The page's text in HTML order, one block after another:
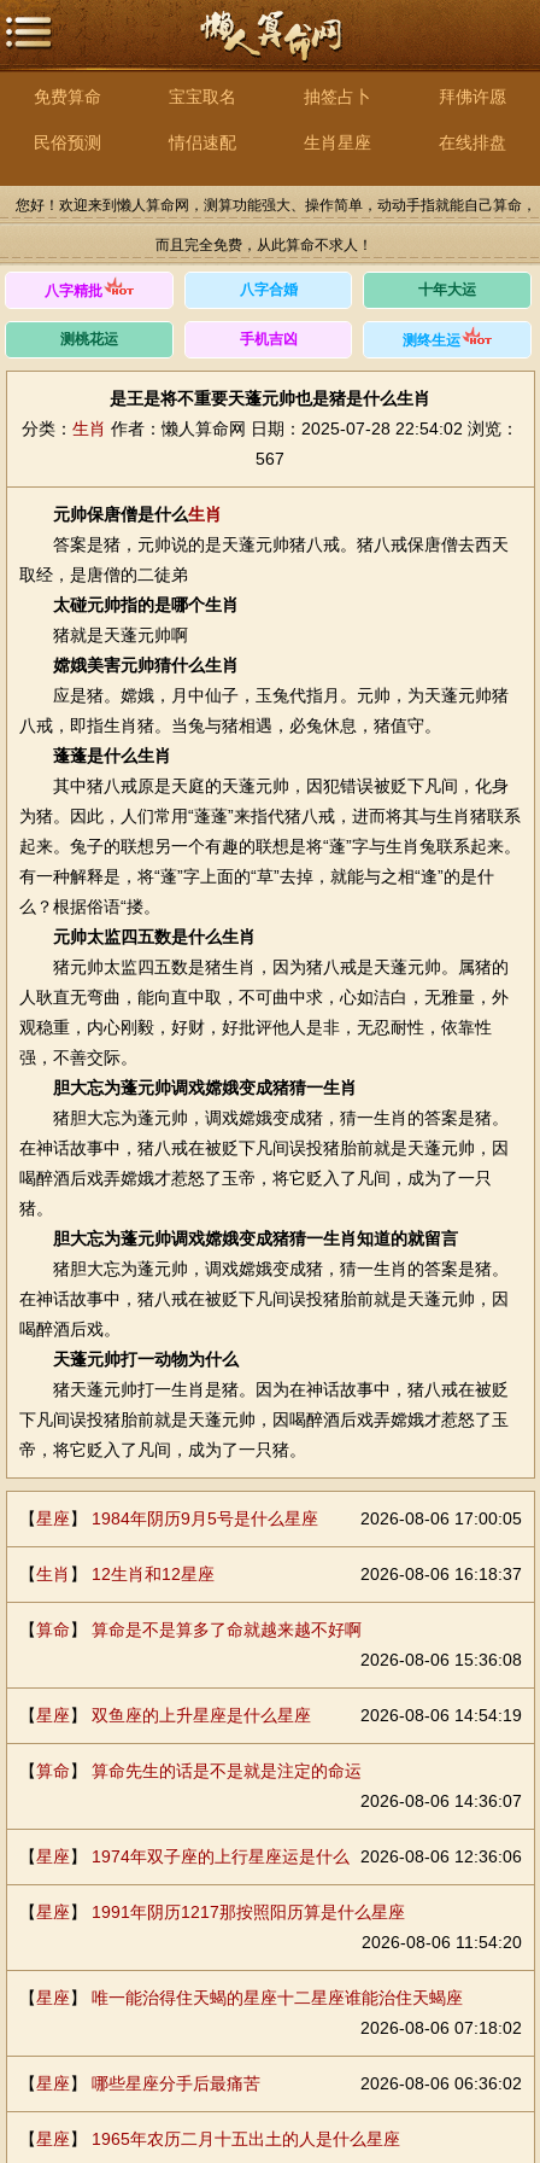
免费算命 宝宝取名 抽签占卜 拜佛许愿
民俗预测 情侣速配 生肖星座 在线排盘
您好！欢迎来到懒人算命网，测算功能强大、操作简单，动动手指就能自己算命，
而且完全免费，从此算命不求人！
八字精批 八字合婚 十年大运
测桃花运 手机吉凶 测终生运
是王是将不重要天蓬元帅也是猪是什么生肖
分类： 生肖 作者：懒人算命网 日期：2025-07-28 22:54:02 浏览：
567
元帅保唐僧是什么生肖
答案是猪，元帅说的是天蓬元帅猪八戒。猪八戒保唐僧去西天
取经，是唐僧的二徒弟
太碰元帅指的是哪个生肖
猪就是天蓬元帅啊
嫦娥美害元帅猜什么生肖
应是猪。嫦娥，月中仙子，玉兔代指月。元帅，为天蓬元帅猪
八戒，即指生肖猪。当兔与猪相遇，必兔休息，猪值守。
蓬蓬是什么生肖
其中猪八戒原是天庭的天蓬元帅，因犯错误被贬下凡间，化身
为猪。因此，人们常用“蓬蓬”来指代猪八戒，进而将其与生肖猪联系
起来。兔子的联想另一个有趣的联想是将“蓬”字与生肖兔联系起来。
有一种解释是，将“蓬”字上面的“草”去掉，就能与之相“逢”的是什
么？根据俗语“搂。
元帅太监四五数是什么生肖
猪元帅太监四五数是猪生肖，因为猪八戒是天蓬元帅。属猪的
人耿直无弯曲，能向直中取，不可曲中求，心如洁白，无雅量，外
观稳重，内心刚毅，好财，好批评他人是非，无忍耐性，依靠性
强，不善交际。
胆大忘为蓬元帅调戏嫦娥变成猪猜一生肖
猪胆大忘为蓬元帅，调戏嫦娥变成猪，猜一生肖的答案是猪。
在神话故事中，猪八戒在被贬下凡间误投猪胎前就是天蓬元帅，因
喝醉酒后戏弄嫦娥才惹怒了玉帝，将它贬入了凡间，成为了一只
猪。
胆大忘为蓬元帅调戏嫦娥变成猪猜一生肖知道的就留言
猪胆大忘为蓬元帅，调戏嫦娥变成猪，猜一生肖的答案是猪。
在神话故事中，猪八戒在被贬下凡间误投猪胎前就是天蓬元帅，因
喝醉酒后戏。
天蓬元帅打一动物为什么
猪天蓬元帅打一生肖是猪。因为在神话故事中，猪八戒在被贬
下凡间误投猪胎前就是天蓬元帅，因喝醉酒后戏弄嫦娥才惹怒了玉
帝，将它贬入了凡间，成为了一只猪。
【星座】 1984年阴历9月5号是什么星座 2026-08-06 17:00:05
【生肖 】 12生肖和12星座 2026-08-06 16:18:37
【算命】 算命是不是算多了命就越来越不好啊
2026-08-06 15:36:08
【星座】 双鱼座的上升星座是什么星座 2026-08-06 14:54:19
【算命】 算命先生的话是不是就是注定的命运
2026-08-06 14:36:07
【星座】 1974年双子座的上行星座运是什么 2026-08-06 12:36:06
【星座】 1991年阴历1217那按照阳历算是什么星座
2026-08-06 11:54:20
【星座】 唯一能治得住天蝎的星座十二星座谁能治住天蝎座
2026-08-06 07:18:02
【星座】 哪些星座分手后最痛苦 2026-08-06 06:36:02
【星座】 1965年农历二月十五出土的人是什么星座